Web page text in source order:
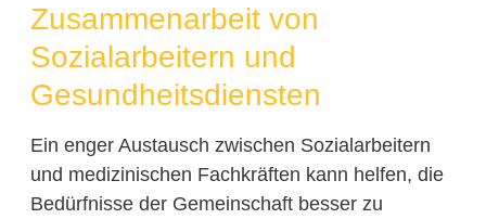
Zusammenarbeit von
Sozialarbeitern und
Gesundheitsdiensten
Ein enger Austausch zwischen Sozialarbeitern
und medizinischen Fachkräften kann helfen, die
Bedürfnisse der Gemeinschaft besser zu